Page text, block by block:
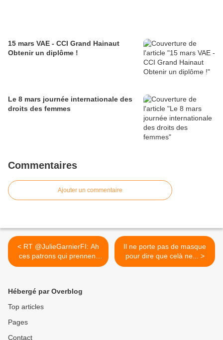
15 mars VAE - CCI Grand Hainaut
Obtenir un diplôme !
Le 8 mars journée internationale des
droits des femmes
Commentaires
Ajouter un commentaire
< RT @JulieGarnierFI: Ah
ces patrons qui prennent
le...
Il ne porte pas de masque
pour dire que celà ne... >
Hébergé par Overblog
Top articles
Pages
Contact